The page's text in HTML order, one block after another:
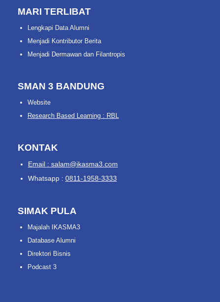
MARI TERLIBAT
Lengkapi Data Alumni
Menjadi Kontributor Berita
Menjadi Dermawan dan Filantropis
SMAN 3 BANDUNG
Website
Research Based Learning : RBL
KONTAK
Email : salam@ikasma3.com
Whatsapp : 0811-1958-3333
SIMAK PULA
Majalah IKASMA3
Database Alumni
Direktori Bisnis
Podcast 3